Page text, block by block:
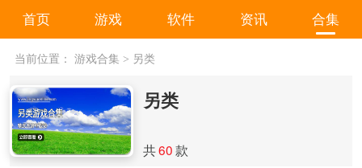
首页 游戏 软件 资讯 合集
当前位置： 游戏合集 > 另类
另类
共60款